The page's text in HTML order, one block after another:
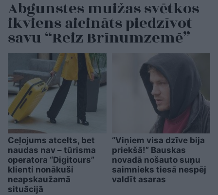
Abgunstes muižas svētkos
ikviens aicināts piedzīvot
savu “Reiz Brīnumzemē”
Ceļojums atcelts, bet
naudas nav – tūrisma
operatora “Digitours”
klienti nonākuši
neapskaužamā
situācijā
“Viņiem visa dzīve bija
priekšā!” Bauskas
novadā nošauto suņu
saimnieks tiesā nespēj
valdīt asaras